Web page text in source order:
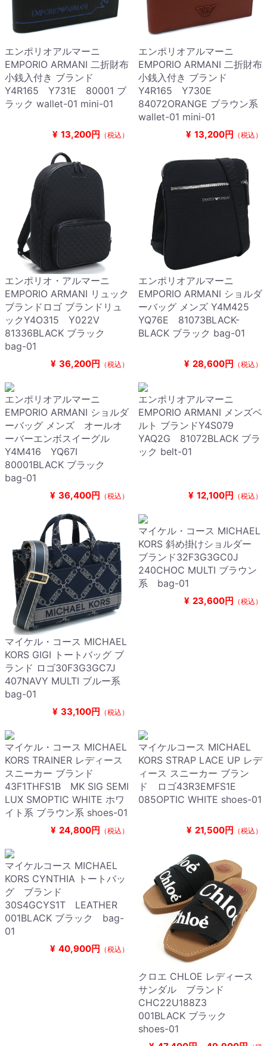
エンポリオアルマーニ
EMPORIO ARMANI 二折財布
小銭入付き ブランド
Y4R165 Y731E 80001 ブ
ラック wallet-01 mini-01
¥ 13,200円 （税込）
エンポリオアルマーニ
EMPORIO ARMANI 二折財布
小銭入付き ブランド
Y4R165 Y730E
84072ORANGE ブラウン系
wallet-01 mini-01
¥ 13,200円 （税込）
エンポリオ・アルマーニ
EMPORIO ARMANI リュック
ブランドロゴ ブランドリュ
ックY4O315 Y022V
81336BLACK ブラック
bag-01
¥ 36,200円 （税込）
エンポリオアルマーニ
EMPORIO ARMANI ショルダ
ーバッグ メンズ Y4M425
YQ76E 81073BLACK-
BLACK ブラック bag-01
¥ 28,600円 （税込）
エンポリオアルマーニ
EMPORIO ARMANI ショルダ
ーバッグ メンズ オールオ
ーバーエンボスイーグル
Y4M416 YQ67I
80001BLACK ブラック
bag-01
¥ 36,400円 （税込）
エンポリオアルマーニ
EMPORIO ARMANI メンズベ
ルト ブランドY4S079
YAQ2G 81072BLACK ブラ
ック belt-01
¥ 12,100円 （税込）
マイケル・コース MICHAEL
KORS GIGI トートバッグ ブ
ランド ロゴ30F3G3GC7J
407NAVY MULTI ブルー系
bag-01
¥ 33,100円 （税込）
マイケル・コース MICHAEL
KORS 斜め掛けショルダー
ブランド32F3G3GC0J
240CHOC MULTI ブラウン
系 bag-01
¥ 23,600円 （税込）
マイケル・コース MICHAEL
KORS TRAINER レディース
スニーカー ブランド
43F1THFS1B MK SIG SEMI
LUX SMOPTIC WHITE ホワ
イト系 ブラウン系 shoes-01
¥ 24,800円 （税込）
マイケルコース MICHAEL
KORS STRAP LACE UP レデ
ィース スニーカー ブラン
ド ロゴ43R3EMFS1E
085OPTIC WHITE shoes-01
¥ 21,500円 （税込）
マイケルコース MICHAEL
KORS CYNTHIA トートバッ
グ ブランド
30S4GCYS1T LEATHER
001BLACK ブラック bag-
01
¥ 40,900円 （税込）
クロエ CHLOE レディース
サンダル ブランド
CHC22U188Z3
001BLACK ブラック
shoes-01